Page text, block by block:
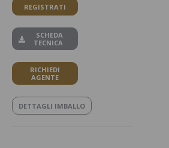
REGISTRATI
SCHEDA
TECNICA
RICHIEDI
AGENTE
DETTAGLI IMBALLO